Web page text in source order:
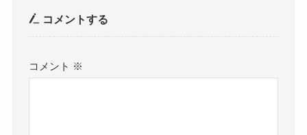
コメントする
コメント ※